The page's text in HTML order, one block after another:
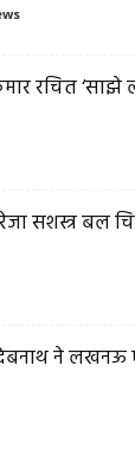
रचित ‘साझे
सशस्त्र
ने